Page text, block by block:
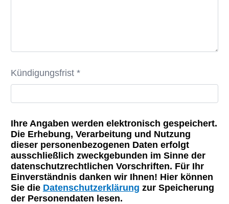
Kündigungsfrist *
Ihre Angaben werden elektronisch gespeichert.
Die Erhebung, Verarbeitung und Nutzung
dieser personenbezogenen Daten erfolgt
ausschließlich zweckgebunden im Sinne der
datenschutzrechtlichen Vorschriften. Für Ihr
Einverständnis danken wir Ihnen! Hier können
Sie die Datenschutzerklärung zur Speicherung
der Personendaten lesen.